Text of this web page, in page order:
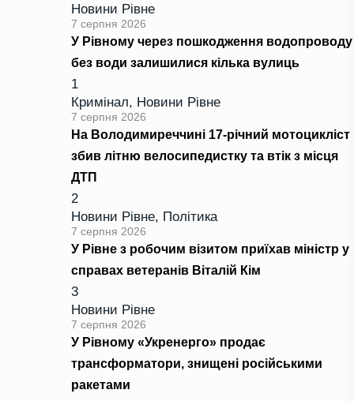
Новини Рівне
7 серпня 2026
У Рівному через пошкодження водопроводу
без води залишилися кілька вулиць
1
Кримінал, Новини Рівне
7 серпня 2026
На Володимиреччині 17-річний мотоцикліст
збив літню велосипедистку та втік з місця
ДТП
2
Новини Рівне, Політика
7 серпня 2026
У Рівне з робочим візитом приїхав міністр у
справах ветеранів Віталій Кім
3
Новини Рівне
7 серпня 2026
У Рівному «Укренерго» продає
трансформатори, знищені російськими
ракетами